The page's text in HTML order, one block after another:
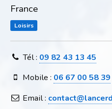
France
Loisirs
Tél : 09 82 43 13 45
Mobile : 06 67 00 58 39
Email :